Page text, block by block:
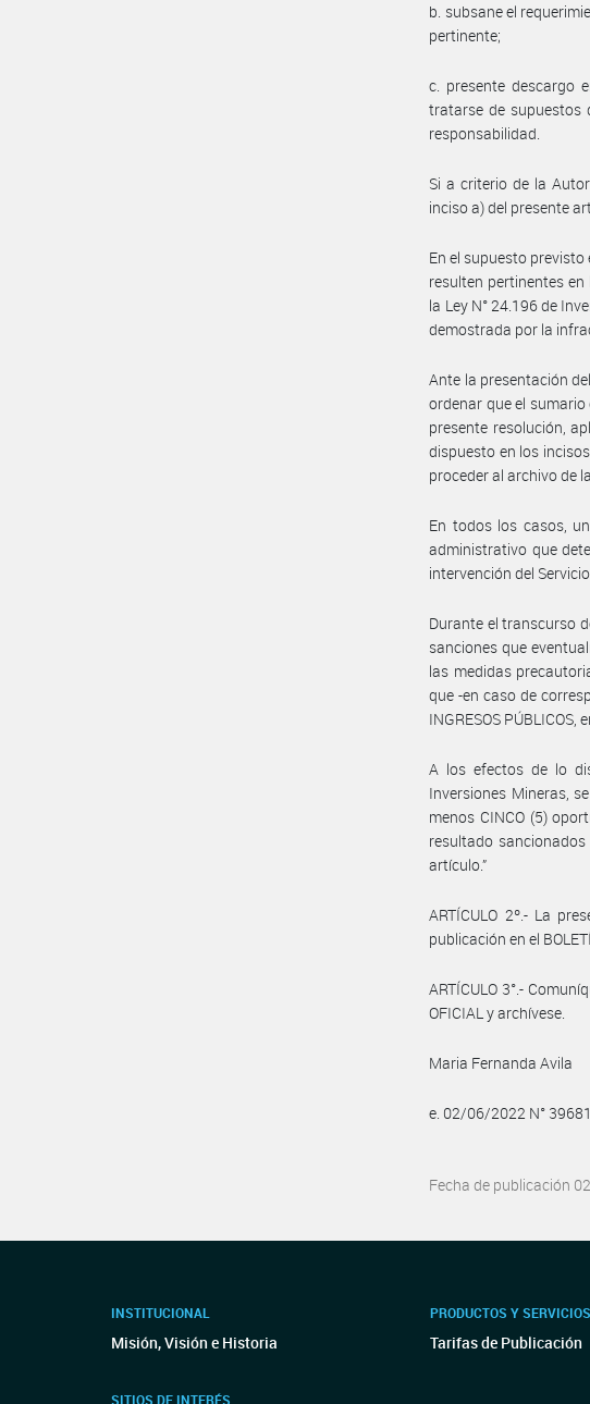
b. subsane el
pertinente;
c. presente descargo
tratarse de supuestos
responsabilidad.
Si a criterio de la
inciso a) del presente
En el supuesto
resulten pertinentes
la Ley N° 24.196 de
demostrada por la
Ante la presentación
ordenar que el
presente resolución,
dispuesto en los
proceder al archivo de
En todos los casos,
administrativo que
intervención del
Durante el transcurso
sanciones que
las medidas
que -en caso de
INGRESOS
A los efectos de lo
Inversiones Mineras,
menos CINCO (5)
resultado
artículo.”
ARTÍCULO 2º.- La
publicación en el
ARTÍCULO 3°.-
OFICIAL y archívese.
Maria Fernanda Avila
e. 02/06/2022 N°
Fecha de publicación
INSTITUCIONAL
Misión, Visión e Historia
SITIOS DE INTERÉS
PRODUCTOS Y SERVICIOS
Tarifas de Publicación